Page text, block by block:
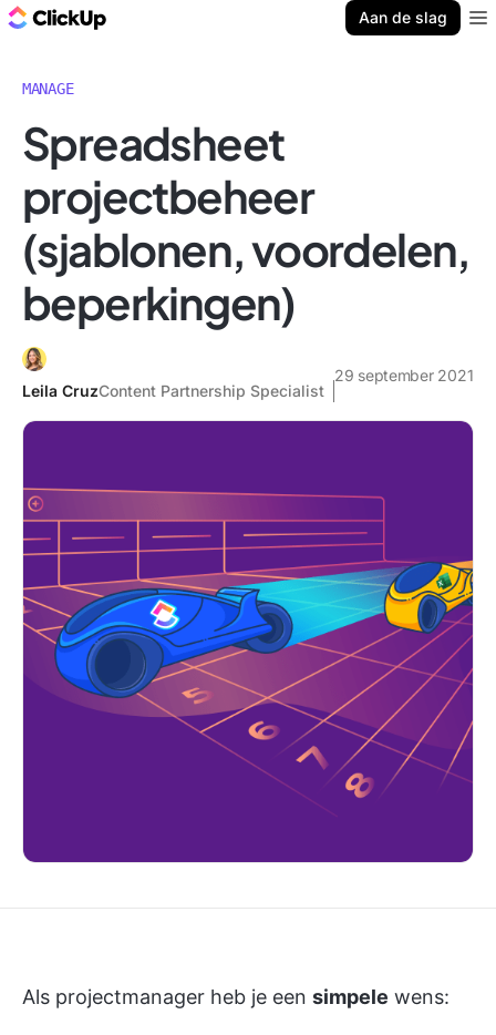
Aan de slag
MANAGE
Spreadsheet
projectbeheer
(sjablonen, voordelen,
beperkingen)
Leila CruzContent Partnership Specialist
29 september 2021
Als projectmanager heb je een simpele wens: